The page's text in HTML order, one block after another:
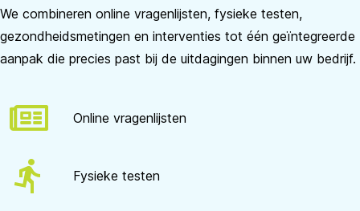
We combineren online vragenlijsten, fysieke testen,
gezondheidsmetingen en interventies tot één geïntegreerde
aanpak die precies past bij de uitdagingen binnen uw bedrijf.
Online vragenlijsten
Fysieke testen